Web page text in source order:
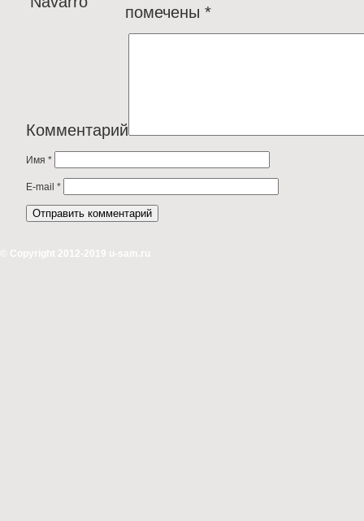
помечены *
Комментарий
Имя *
E-mail *
© Copyright 2012-2019 u-sam.ru